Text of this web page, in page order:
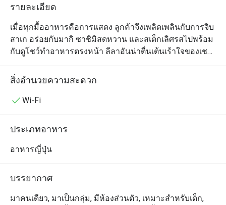
รายละเอียด
เมื่อทุกมื้ออาหารคือการแสดง ลูกค้าจึงเพลิดเพลินกับการจิบ
สาเก อร่อยกับมากิ ซาชิมิสดหวาน และสเต็กเลิศรสไปพร้อม
กับดูโชว์ทำอาหารตรงหน้า ลีลาอันน่าตื่นเต้นเร้าใจของเชฟ
ที่ยืนปรุงอาหารให้แต่ละโต๊ะแบบส่วนตัวนอกจากเรียกเสียง
หัวเราะได้แล้ว ยังช่วยเพิ่มรสชาติให้กับมื้ออาหารญี่ปุ่นได้
น้ำมันพริกสไตล์ญี่ปุ่น สเต็กเนื้อวากิวขนาด A4 สเต็กทูน่าใน
ฮานาเลือกใช้เฉพาะวัตถุดิบคุณภาพ ภายในร้านตกแต่ง
ด้วย เหมาะกับมาสังสรรค์กับเพื่อนฝูง  มาทานครอบครัว
สิ่งอำนวยความสะดวก
Wi-Fi
ประเภทอาหาร
อาหารญี่ปุ่น
บรรยากาศ
มาคนเดียว, มาเป็นกลุ่ม, มีห้องส่วนตัว, เหมาะสำหรับเด็ก,